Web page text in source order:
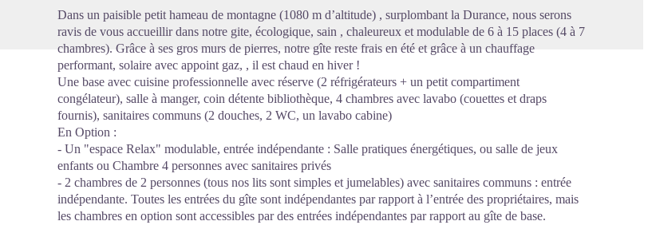
Dans un paisible petit hameau de montagne (1080 m d’altitude) , surplombant la Durance, nous serons
ravis de vous accueillir dans notre gite, écologique, sain , chaleureux et modulable de 6 à 15 places (4 à 7
chambres). Grâce à ses gros murs de pierres, notre gîte reste frais en été et grâce à un chauffage
performant, solaire avec appoint gaz, , il est chaud en hiver !
Une base avec cuisine professionnelle avec réserve (2 réfrigérateurs + un petit compartiment
congélateur), salle à manger, coin détente bibliothèque, 4 chambres avec lavabo (couettes et draps
fournis), sanitaires communs (2 douches, 2 WC, un lavabo cabine)
En Option :
- Un "espace Relax" modulable, entrée indépendante : Salle pratiques énergétiques, ou salle de jeux
enfants ou Chambre 4 personnes avec sanitaires privés
- 2 chambres de 2 personnes (tous nos lits sont simples et jumelables) avec sanitaires communs : entrée
indépendante. Toutes les entrées du gîte sont indépendantes par rapport à l’entrée des propriétaires, mais
les chambres en option sont accessibles par des entrées indépendantes par rapport au gîte de base.